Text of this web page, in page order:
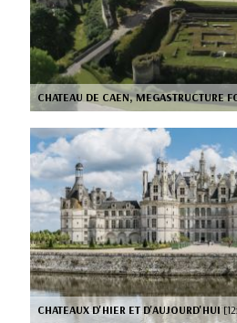
CHATEAU DE CAEN, MEGASTRUCTURE
CHATEAUX D'HIER ET D'AUJOURD'HUI